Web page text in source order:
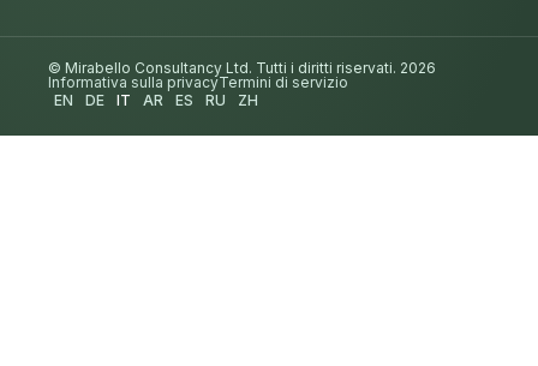
© Mirabello Consultancy Ltd. Tutti i diritti riservati. 2026
Informativa sulla privacyTermini di servizio
EN
DE IT AR ES RU ZH